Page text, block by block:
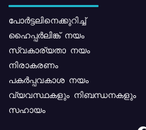
പോര്‍ട്ടലിനെക്കുറിച്ച്
ഹൈപ്പർലിങ്ക് നയം
സ്വകാര്യതാ നയം
നിരാകരണം
പകർപ്പവകാശ നയം
വ്യവസ്ഥകളും നിബന്ധനകളും
സഹായം